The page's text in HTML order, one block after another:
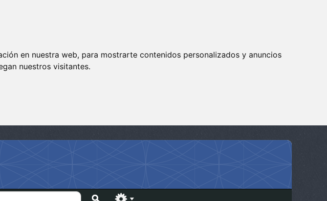
en nuestra web, para mostrarte contenidos personalizados y anuncios
nuestros visitantes.